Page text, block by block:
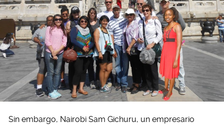
Sin embargo, Nairobi Sam Gichuru, un empresario